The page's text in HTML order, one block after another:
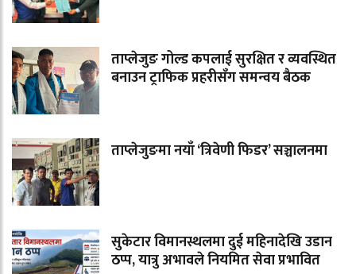
ताप्लेजुङ गोल्ड कपलाई सुरक्षित र व्यवस्थित
बनाउन ट्राफिक प्रहरीसँग समन्वय बैठक
ताप्लेजुङमा नयाँ ‘त्रिवेणी फिडर’ सञ्चालनमा
सुकेटार विमानस्थलमा दुई महिनादेखि उडान
ठप्प, यात्रु अभावले नियमित सेवा प्रभावित